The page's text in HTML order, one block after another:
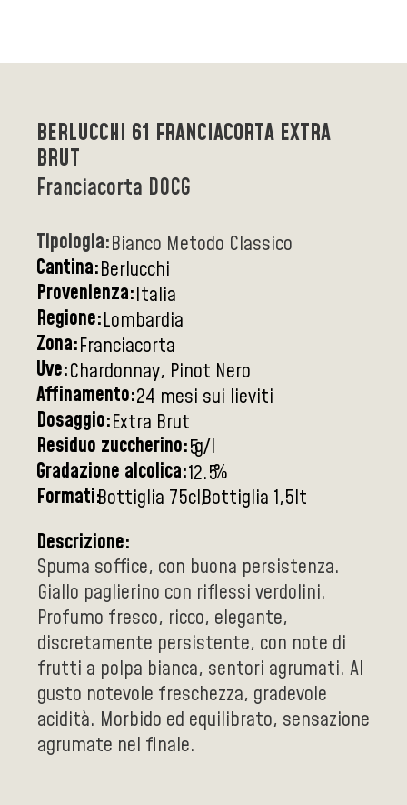
BERLUCCHI 61 FRANCIACORTA EXTRA
BRUT
Franciacorta DOCG
Tipologia:Bianco Metodo Classico
Cantina:Berlucchi
Provenienza:Italia
Regione:Lombardia
Zona:Franciacorta
Uve:Chardonnay, Pinot Nero
Affinamento:24 mesi sui lieviti
Dosaggio:Extra Brut
Residuo zuccherino:5g/l
Gradazione alcolica:12.5%
Formati:Bottiglia 75clBottiglia 1,5lt
Descrizione:
Spuma soffice, con buona persistenza.
Giallo paglierino con riflessi verdolini.
Profumo fresco, ricco, elegante,
discretamente persistente, con note di
frutti a polpa bianca, sentori agrumati. Al
gusto notevole freschezza, gradevole
acidità. Morbido ed equilibrato, sensazione
agrumate nel finale.